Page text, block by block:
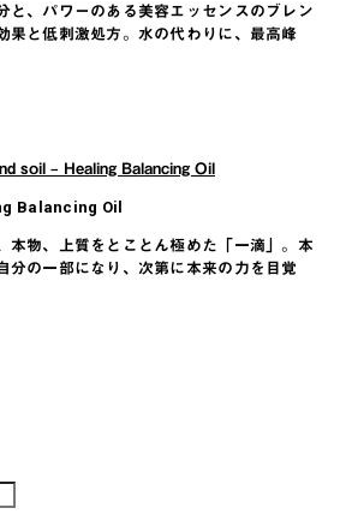
と、パワーのある美容エッセンスのブレン
果と低刺激処方。水の代わりに、最高峰
Balancing Oil
本物、上質をとことん極めた「一滴」。本
分の一部になり、次第に本来の力を目覚